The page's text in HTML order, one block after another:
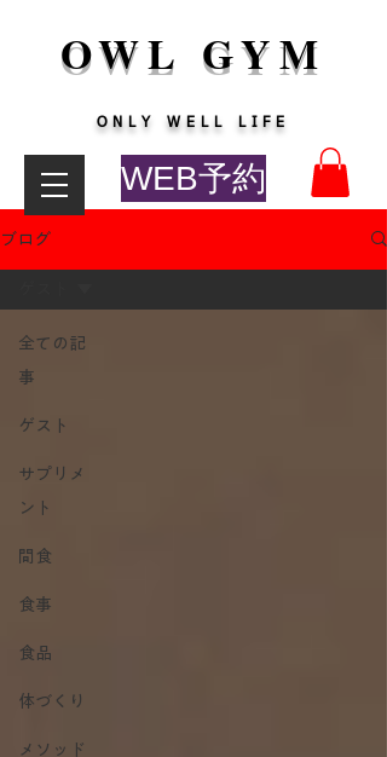
OWL GYM
​ONLY WELL LIFE
WEB予約
ブログ
全ての記
事
ゲスト
サプリメ
ント
間食
食事
食品
体づくり
メソッド